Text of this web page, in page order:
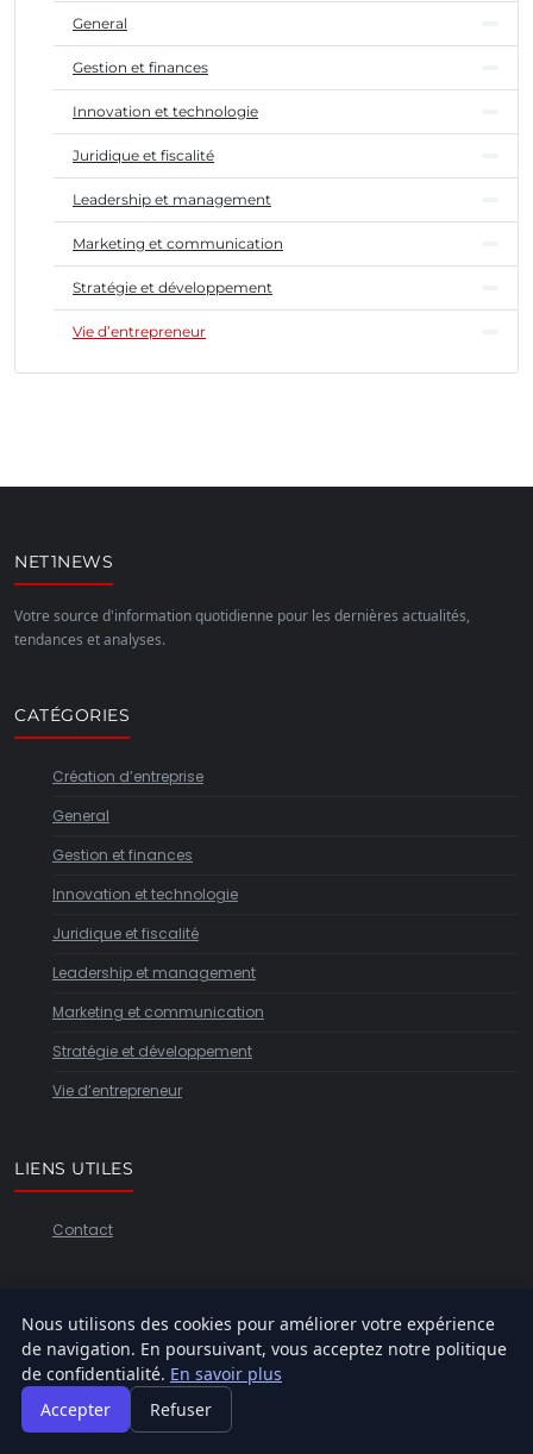
General
Gestion et finances
Innovation et technologie
Juridique et fiscalité
Leadership et management
Marketing et communication
Stratégie et développement
Vie d’entrepreneur
NET1NEWS
Votre source d'information quotidienne pour les dernières actualités,
tendances et analyses.
CATÉGORIES
Création d’entreprise
General
Gestion et finances
Innovation et technologie
Juridique et fiscalité
Leadership et management
Marketing et communication
Stratégie et développement
Vie d’entrepreneur
LIENS UTILES
Contact
Plan du site
Nous utilisons des cookies pour améliorer votre expérience
de navigation. En poursuivant, vous acceptez notre politique
de confidentialité. En savoir plus
Accepter
Refuser